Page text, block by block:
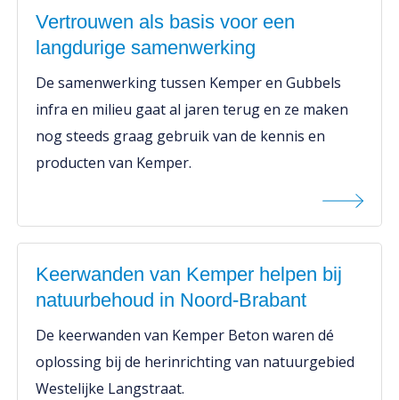
Vertrouwen als basis voor een
langdurige samenwerking
De samenwerking tussen Kemper en Gubbels
infra en milieu gaat al jaren terug en ze maken
nog steeds graag gebruik van de kennis en
producten van Kemper.
Keerwanden van Kemper helpen bij
natuurbehoud in Noord-Brabant
De keerwanden van Kemper Beton waren dé
oplossing bij de herinrichting van natuurgebied
Westelijke Langstraat.